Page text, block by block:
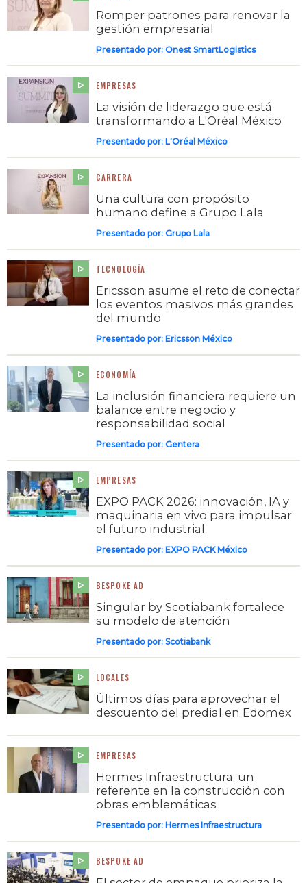
Romper patrones para renovar la
gestión empresarial
Presentado por: Onest SmartLogistics
EMPRESAS
La visión de liderazgo que está
transformando a L'Oréal México
Presentado por: L'Oréal México
CARRERA
Una cultura con propósito
humano define a Grupo Lala
Presentado por: Grupo Lala
TECNOLOGÍA
Ericsson asume el reto de conectar
los eventos masivos más grandes
del mundo
Presentado por: Ericsson México
ECONOMÍA
La inclusión financiera requiere un
balance entre negocio y
responsabilidad social
Presentado por: Gentera
EMPRESAS
EXPO PACK 2026: innovación, IA y
maquinaria en vivo para impulsar
el futuro industrial
Presentado por: EXPO PACK México
BESPOKE AD
Singular by Scotiabank fortalece
su modelo de atención
Presentado por: Scotiabank
LOCALES
Últimos días para aprovechar el
descuento del predial en Edomex
EMPRESAS
Hermes Infraestructura: un
referente en la construcción con
obras emblemáticas
Presentado por: Hermes Infraestructura
BESPOKE AD